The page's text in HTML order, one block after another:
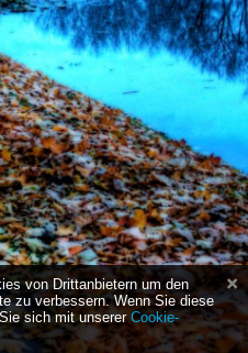
von Drittanbietern um den
zu verbessern. Wenn Sie diese
sich mit unserer Cookie-